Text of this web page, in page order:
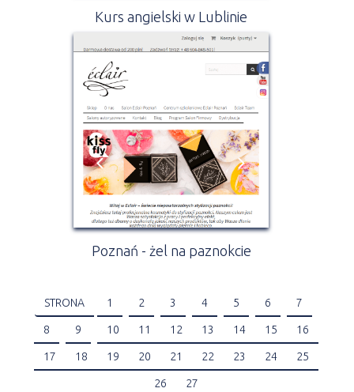
Kurs angielski w Lublinie
Poznań - żel na paznokcie
STRONA 1 2 3 4 5 6 7
8 9 10 11 12 13 14 15 16
17 18 19 20 21 22 23 24 25
26 27